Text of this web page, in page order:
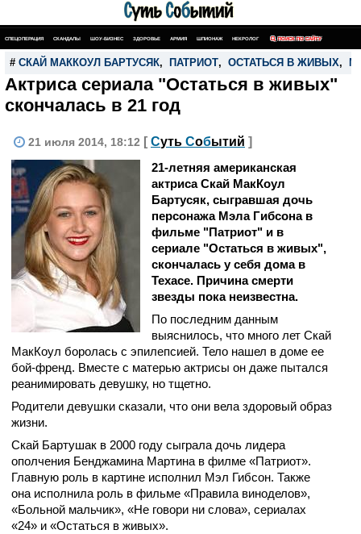
СПЕЦОПЕРАЦИЯ СКАНДАЛЫ ШОУ-БИЗНЕС ЗДОРОВЬЕ АРМИЯ ШПИОНАЖ НЕКРОЛОГ ПОИСК ПО САЙТУ
# СКАЙ МАККОУЛ БАРТУСЯК, ПАТРИОТ, ОСТАТЬСЯ В ЖИВЫХ,
Актриса сериала "Остаться в живых"
скончалась в 21 год
21 июля 2014, 18:12 [ Суть Событий ]
21-летняя американская
актриса Скай МакКоул
Бартусяк, сыгравшая дочь
персонажа Мэла Гибсона в
фильме "Патриот" и в
сериале "Остаться в живых",
скончалась у себя дома в
Техасе. Причина смерти
звезды пока неизвестна.
По последним данным
выяснилось, что много лет Скай
МакКоул боролась с эпилепсией. Тело нашел в доме ее
бой-френд. Вместе с матерью актрисы он даже пытался
реанимировать девушку, но тщетно.
Родители девушки сказали, что они вела здоровый образ
жизни.
Скай Бартушак в 2000 году сыграла дочь лидера
ополчения Бенджамина Мартина в филме «Патриот».
Главную роль в картине исполнил Мэл Гибсон. Также
она исполнила роль в фильме «Правила виноделов»,
«Больной мальчик», «Не говори ни слова», сериалах
«24» и «Остаться в живых».